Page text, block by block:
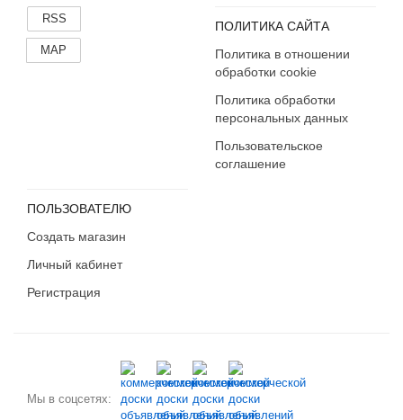
RSS
MAP
ПОЛИТИКА САЙТА
Политика в отношении
обработки cookie
Политика обработки
персональных данных
Пользовательское
соглашение
ПОЛЬЗОВАТЕЛЮ
Создать магазин
Личный кабинет
Регистрация
Мы в соцсетях: